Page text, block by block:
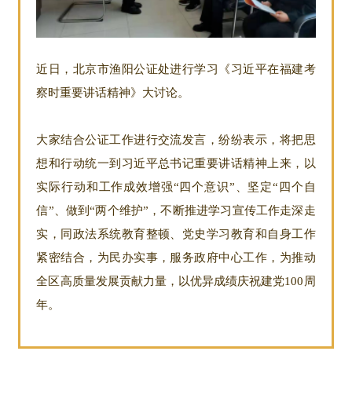
近日，北京市渔阳公证处进行学习《习近平在福建考
察时重要讲话精神》大讨论。
大家结合公证工作进行交流发言，纷纷表示，将把思
想和行动统一到习近平总书记重要讲话精神上来，以
实际行动和工作成效增强“四个意识”、坚定“四个自
信”、做到“两个维护”，不断推进学习宣传工作走深走
实，同政法系统教育整顿、党史学习教育和自身工作
紧密结合，为民办实事，服务政府中心工作，为推动
全区高质量发展贡献力量，以优异成绩庆祝建党100周
年。